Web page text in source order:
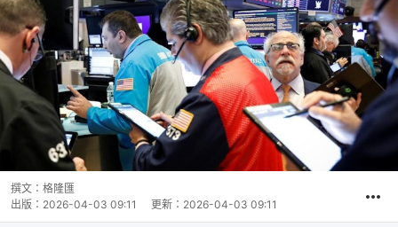
撰文： 格隆匯
出版： 2026-04-03 09:11 更新： 2026-04-03 09:11